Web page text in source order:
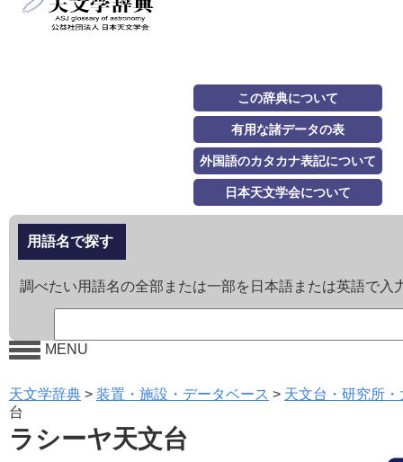
この辞典について
有用な諸データの表
外国語のカタカナ表記について
日本天文学会について
用語名で探す
調べたい用語名の全部または一部を日本語または英語で入
MENU
天文学辞典 > 装置・施設・データベース > 天文台・研究所・
台
ラシーヤ天文台